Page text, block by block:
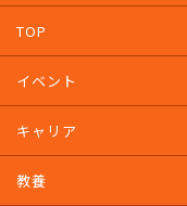
TOP
イベント
キャリア
教養